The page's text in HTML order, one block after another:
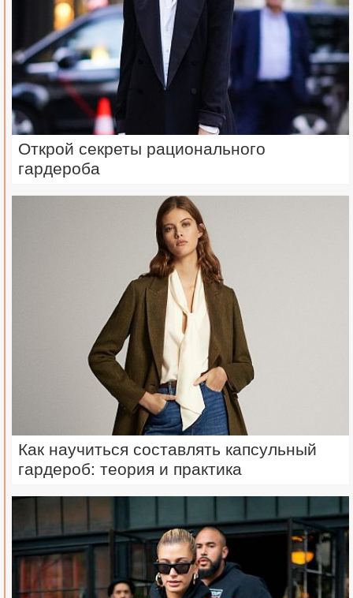
Открой секреты рационального
гардероба
Как научиться составлять капсульный
гардероб: теория и практика